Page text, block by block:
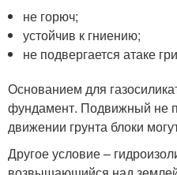
не горюч;
устойчив к гниению;
не подвергается атаке
Основанием для
фундамент. Подвижный не
движении грунта блоки
Другое условие –